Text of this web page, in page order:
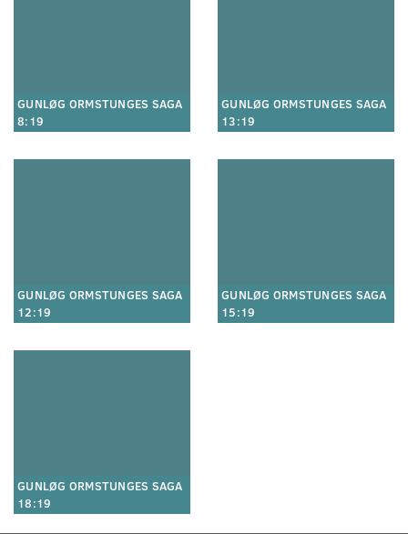
GUNLØG ORMSTUNGES SAGA
8:19
GUNLØG ORMSTUNGES SAGA
13:19
GUNLØG ORMSTUNGES SAGA
12:19
GUNLØG ORMSTUNGES SAGA
15:19
GUNLØG ORMSTUNGES SAGA
18:19